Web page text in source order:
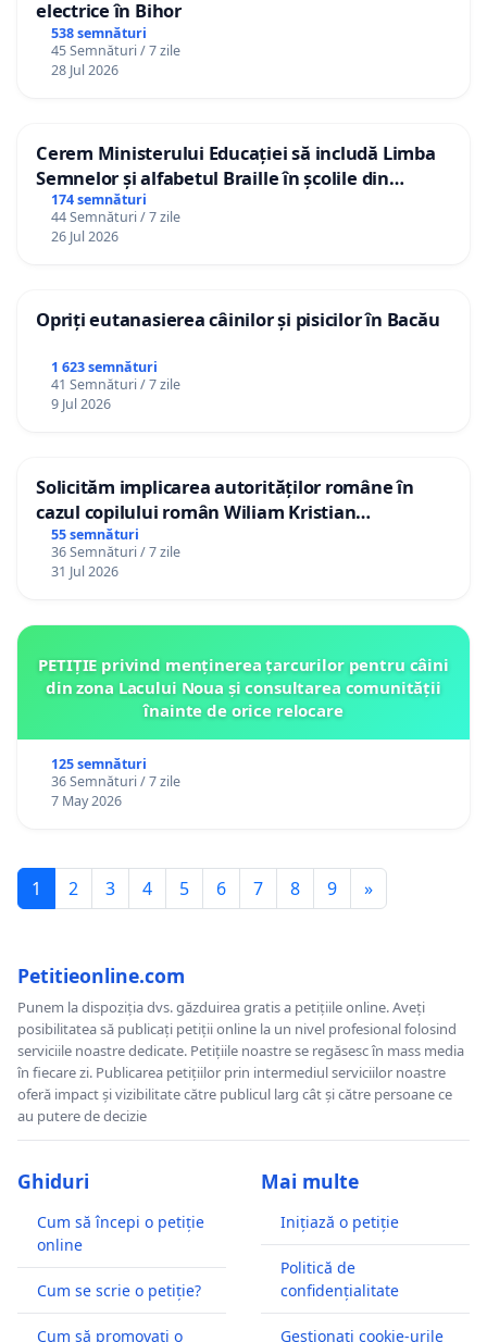
electrice în Bihor
538 semnături
45 Semnături / 7 zile
28 Jul 2026
Cerem Ministerului Educației să includă Limba
Semnelor și alfabetul Braille în școlile din
Republica Moldova!
174 semnături
44 Semnături / 7 zile
26 Jul 2026
Opriți eutanasierea câinilor și pisicilor în Bacău
1 623 semnături
41 Semnături / 7 zile
9 Jul 2026
Solicităm implicarea autorităților române în
cazul copilului român Wiliam Kristian
Gheorghe, aflat în plasament în Danemarca de
12 ani
55 semnături
36 Semnături / 7 zile
31 Jul 2026
PETIȚIE privind menținerea țarcurilor pentru câini
din zona Lacului Noua și consultarea comunității
înainte de orice relocare
125 semnături
36 Semnături / 7 zile
7 May 2026
1 2 3 4 5 6 7 8 9 »
Petitieonline.com
Punem la dispoziția dvs. găzduirea gratis a petițiile online. Aveți
posibilitatea să publicați petiții online la un nivel profesional folosind
serviciile noastre dedicate. Petițiile noastre se regăsesc în mass media
în fiecare zi. Publicarea petițiilor prin intermediul serviciilor noastre
oferă impact și vizibilitate către publicul larg cât și către persoane ce
au putere de decizie
Ghiduri
Cum să începi o petiție
online
Cum se scrie o petiție?
Cum să promovați o
Mai multe
Inițiază o petiție
Politică de
confidențialitate
Gestionați cookie-urile